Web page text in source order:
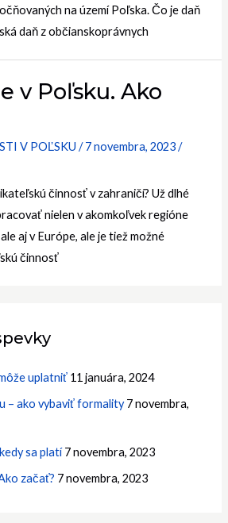
na území Poľska. Čo je daň
daň z občianskoprávnych
v Poľsku. Ako
V POĽSKU /7 novembra, 2023/
činnosť v zahraničí? Už dlhé
nielen v akomkoľvek regióne
aj v Európe, ale je tiež možné
činnosť
uplatniť 11 januára, 2024
– ako vybaviť formality 7 novembra,
sa platí 7 novembra, 2023
začať? 7 novembra, 2023